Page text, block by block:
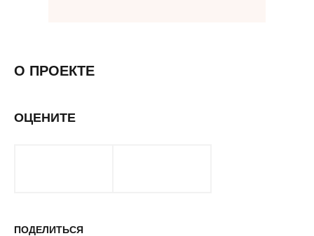
О ПРОЕКТЕ
ОЦЕНИТЕ
ПОДЕЛИТЬСЯ